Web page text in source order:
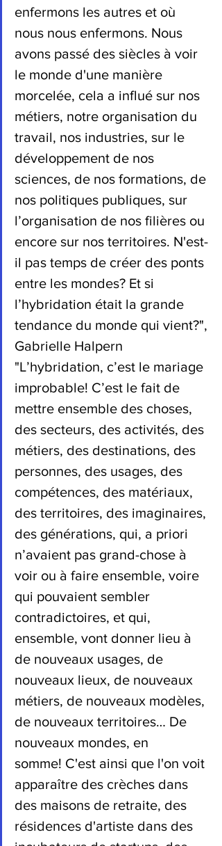
enfermons les autres et où
nous nous enfermons. Nous
avons passé des siècles à voir
le monde d'une manière
morcelée, cela a influé sur nos
métiers, notre organisation du
travail, nos industries, sur le
développement de nos
sciences, de nos formations, de
nos politiques publiques, sur
l’organisation de nos filières ou
encore sur nos territoires. N'est-
il pas temps de créer des ponts
entre les mondes? Et si
l’hybridation était la grande
tendance du monde qui vient?",
Gabrielle Halpern
"L’hybridation, c’est le mariage
improbable! C’est le fait de
mettre ensemble des choses,
des secteurs, des activités, des
métiers, des destinations, des
personnes, des usages, des
compétences, des matériaux,
des territoires, des imaginaires,
des générations, qui, a priori
n’avaient pas grand-chose à
voir ou à faire ensemble, voire
qui pouvaient sembler
contradictoires, et qui,
ensemble, vont donner lieu à
de nouveaux usages, de
nouveaux lieux, de nouveaux
métiers, de nouveaux modèles,
de nouveaux territoires… De
nouveaux mondes, en
somme! C'est ainsi que l'on voit
apparaître des crèches dans
des maisons de retraite, des
résidences d'artiste dans des